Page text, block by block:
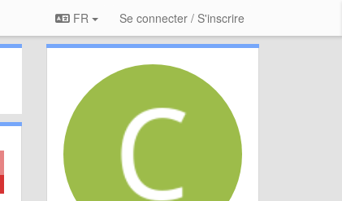
FR Se connecter / S'inscrire